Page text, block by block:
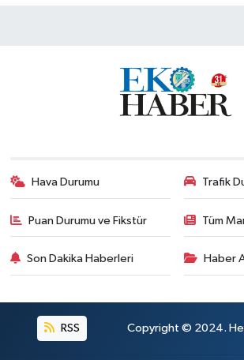
Hava Durumu Trafik
Puan Durumu ve Fikstür Tüm
Son Dakika Haberleri Haber
RSS Copyright © 2024. Her